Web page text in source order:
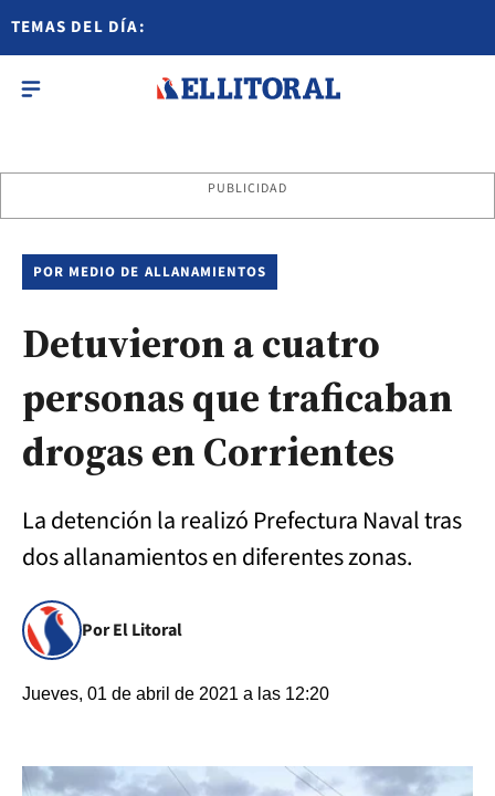
TEMAS DEL DÍA:
PUBLICIDAD
POR MEDIO DE ALLANAMIENTOS
Detuvieron a cuatro
personas que traficaban
drogas en Corrientes
La detención la realizó Prefectura Naval tras
dos allanamientos en diferentes zonas.
Por El Litoral
Jueves, 01 de abril de 2021 a las 12:20